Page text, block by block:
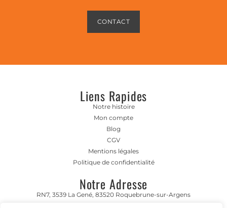
CONTACT
Liens Rapides
Notre histoire
Mon compte
Blog
CGV
Mentions légales
Politique de confidentialité
Notre Adresse
RN7, 3539 La Gené, 83520 Roquebrune-sur-Argens